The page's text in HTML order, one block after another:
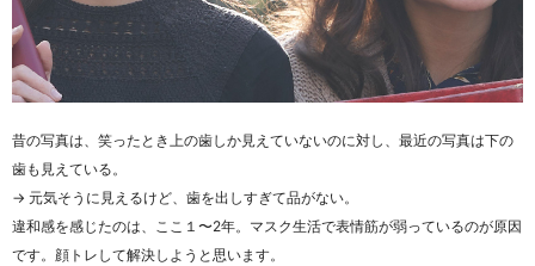
昔の写真は、笑ったとき上の歯しか見えていないのに対し、最近の写真は下の
歯も見えている。
→ 元気そうに見えるけど、歯を出しすぎて品がない。
違和感を感じたのは、ここ１〜2年。マスク生活で表情筋が弱っているのが原因
です。顔トレして解決しようと思います。